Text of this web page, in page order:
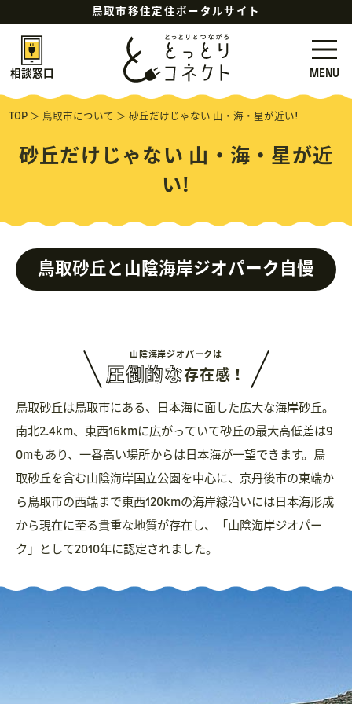
鳥取市移住定住ポータルサイト
相談窓口 MENU
TOP ＞ 鳥取市について ＞ 砂丘だけじゃない 山・海・星が近い!
砂丘だけじゃない 山・海・星が近
い!
鳥取砂丘と山陰海岸ジオパーク自慢
山陰海岸ジオパークは
圧倒的な存在感！
鳥取砂丘は鳥取市にある、日本海に面した広大な海岸砂丘。
南北2.4km、東西16kmに広がっていて砂丘の最大高低差は9
0mもあり、一番高い場所からは日本海が一望できます。鳥
取砂丘を含む山陰海岸国立公園を中心に、京丹後市の東端か
ら鳥取市の西端まで東西120kmの海岸線沿いには日本海形成
から現在に至る貴重な地質が存在し、「山陰海岸ジオパー
ク」として2010年に認定されました。